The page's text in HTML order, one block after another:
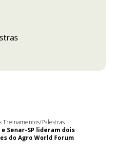
Treinamentos/Palestras
e Senar-SP lideram dois
do Agro World Forum